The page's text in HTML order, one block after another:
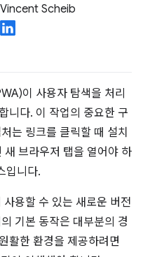
Vincent Scheib
이 사용자 탐색을 처리
니다. 이 작업의 중요한 구
는 링크를 클릭할 때 설치
브라우저 탭을 열어야 하
입니다.
용할 수 있는 새로운 버전
기본 동작은 대부분의 경
활한 환경을 제공하려면